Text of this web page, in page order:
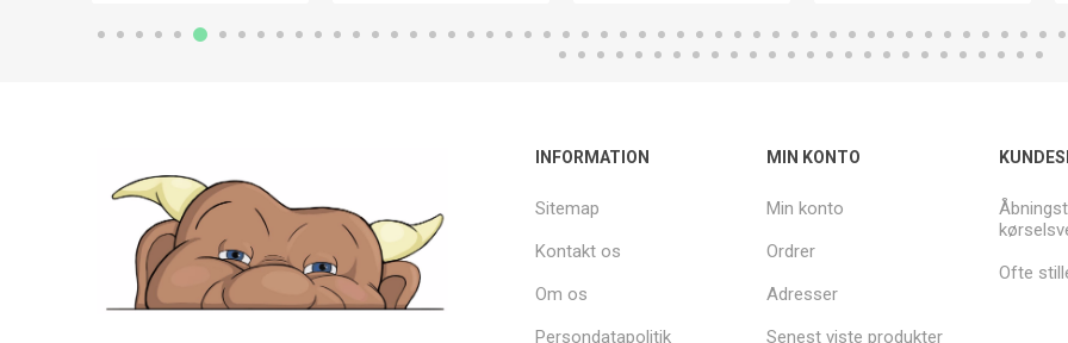
INFORMATION
Sitemap
Kontakt os
Om os
Persondatapolitik
MIN KONTO
Min konto
Ordrer
Adresser
Senest viste produkter
Ofte